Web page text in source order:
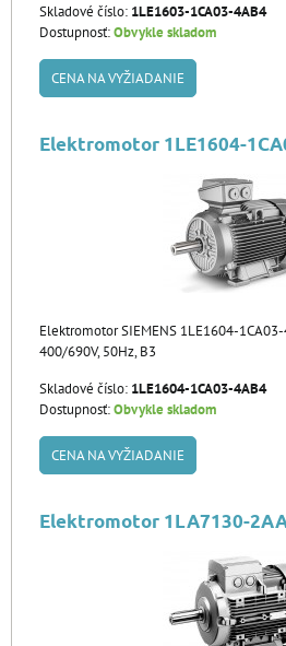
Skladové číslo: 1LE1603-1CA03-4AB4
Dostupnosť:Obvykle skladom
CENA NA VYŽIADANIE
Elektromotor 1LE1604-
Elektromotor SIEMENS 1LE1604-
400/690V, 50Hz, B3
Skladové číslo: 1LE1604-1CA03-4AB4
Dostupnosť:Obvykle skladom
CENA NA VYŽIADANIE
Elektromotor 1LA7130-